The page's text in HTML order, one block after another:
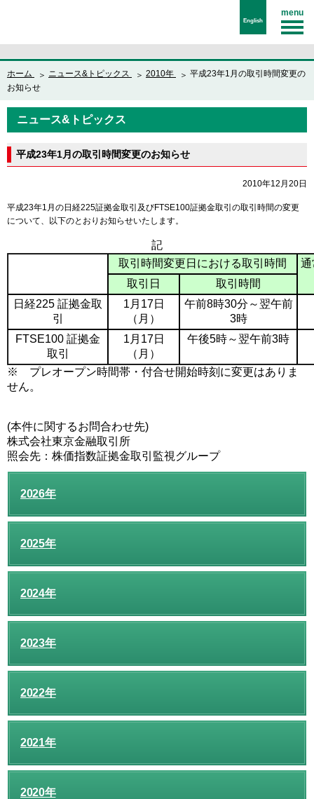
English
ホーム ニュース&トピックス 2010年
平成23年1月の取引時間変更の
お知らせ
ニュース&トピックス
平成23年1月の取引時間変更のお知らせ
2010年12月20日
平成23年1月の日経225証拠金取引及びFTSE100証拠金取引の取引時間の変更
について、以下のとおりお知らせいたします。
記
取引時間変更日における取引時間
通
取引日
取引時間
日経225 証拠金取
引
1月17日
（月）
午前8時30分～翌午前
3時
FTSE100 証拠金
取引
1月17日
（月）
午後5時～翌午前3時
※ プレオープン時間帯・付合せ開始時刻に変更はありま
せん。
(本件に関するお問合わせ先)
株式会社東京金融取引所
照会先：株価指数証拠金取引監視グループ
2026年
2025年
2024年
2023年
2022年
2021年
2020年
menu